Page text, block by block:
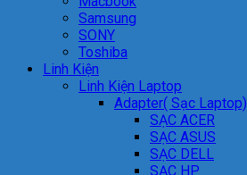
Samsung
SONY
Toshiba
Linh Kiện
Linh Kiện Laptop
Adapter( Sạc Laptop)
SẠC ACER
SẠC ASUS
SẠC DELL
SẠC HP